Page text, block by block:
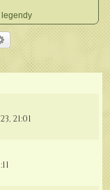
legendy
Wyszukiwanie
21:01